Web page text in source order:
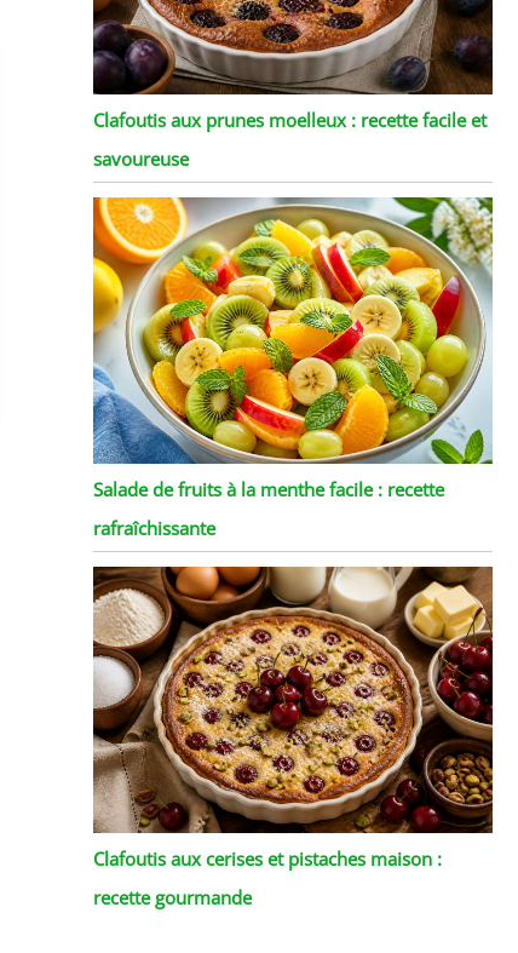
Clafoutis aux prunes moelleux : recette facile et
savoureuse
Salade de fruits à la menthe facile : recette
rafraîchissante
Clafoutis aux cerises et pistaches maison :
recette gourmande